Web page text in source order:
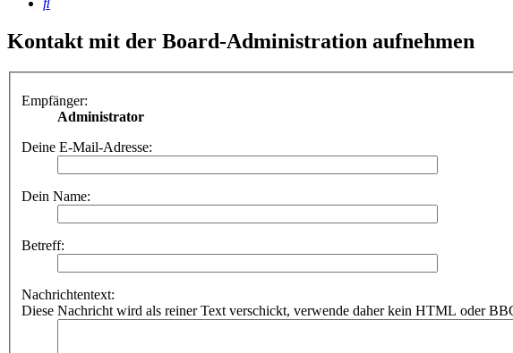
Kontakt mit der Board-Administration aufnehmen
Empfänger:
Administrator
Deine E-Mail-Adresse:
Dein Name:
Betreff:
Nachrichtentext:
Diese Nachricht wird als reiner Text verschickt, verwende daher kein HTML oder